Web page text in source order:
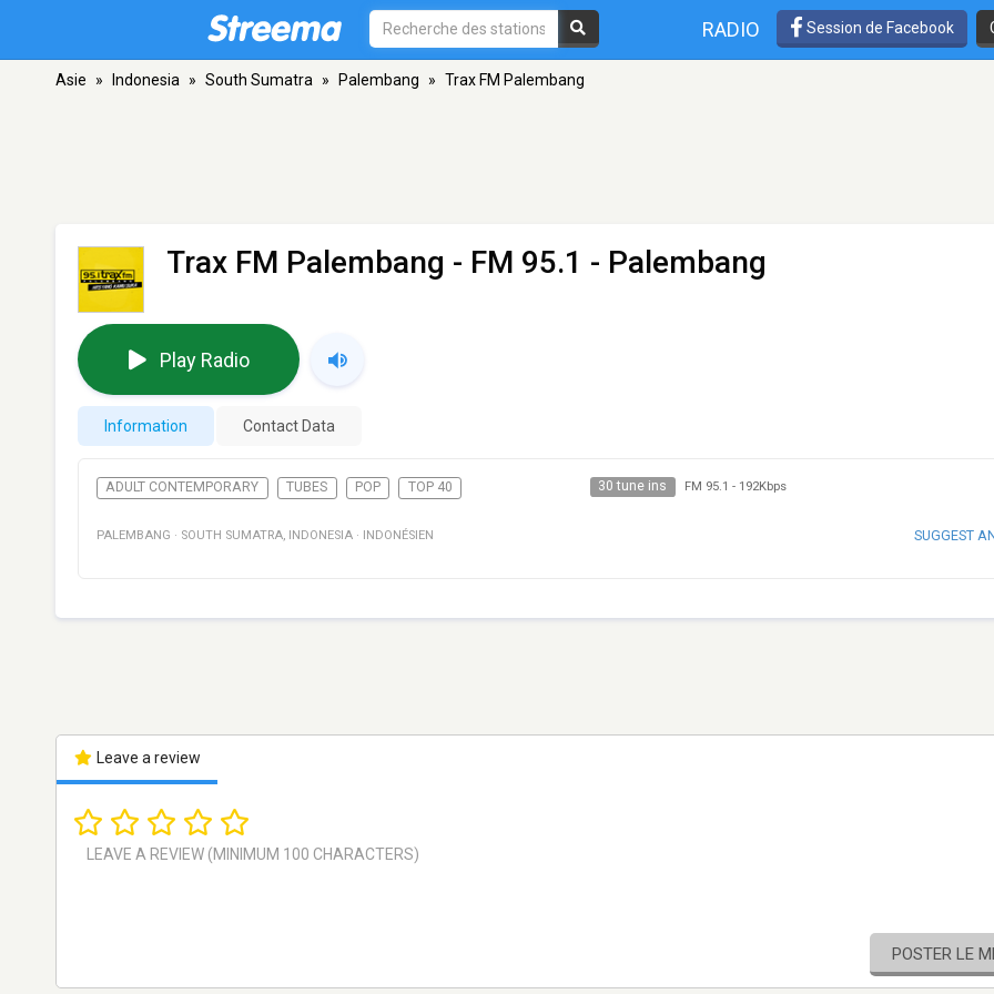
RADIO Session de Facebook
Asie » Indonesia » South Sumatra » Palembang » Trax FM Palembang
Trax FM Palembang - FM 95.1 - Palembang
Play Radio
Information Contact Data
ADULT CONTEMPORARY TUBES POP TOP 40 30 tune ins FM 95.1 - 192Kbps
PALEMBANG · SOUTH SUMATRA, INDONESIA · INDONÉSIEN SUGGEST
Leave a review
POSTER LE